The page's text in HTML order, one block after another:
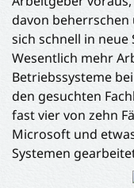
davon beherrschen
sich schnell in
Wesentlich mehr
Betriebssysteme
den gesuchten
fast vier von zehn
Microsoft und
Systemen